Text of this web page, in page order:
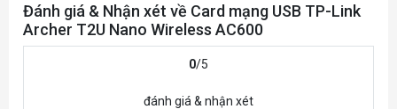
Đánh giá & Nhận xét về Card mạng USB TP-Link
Archer T2U Nano Wireless AC600
0/5
đánh giá & nhận xét